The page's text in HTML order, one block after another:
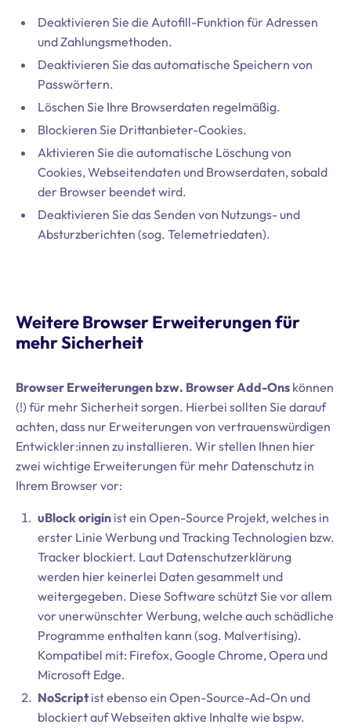
Deaktivieren Sie die Autofill-Funktion für Adressen
und Zahlungsmethoden.
Deaktivieren Sie das automatische Speichern von
Passwörtern.
Löschen Sie Ihre Browserdaten regelmäßig.
Blockieren Sie Drittanbieter-Cookies.
Aktivieren Sie die automatische Löschung von
Cookies, Webseitendaten und Browserdaten, sobald
der Browser beendet wird.
Deaktivieren Sie das Senden von Nutzungs- und
Absturzberichten (sog. Telemetriedaten).
Weitere Browser Erweiterungen für
mehr Sicherheit
Browser Erweiterungen bzw. Browser Add-Ons können
(!) für mehr Sicherheit sorgen. Hierbei sollten Sie darauf
achten, dass nur Erweiterungen von vertrauenswürdigen
Entwickler:innen zu installieren. Wir stellen Ihnen hier
zwei wichtige Erweiterungen für mehr Datenschutz in
Ihrem Browser vor:
uBlock origin ist ein Open-Source Projekt, welches in
erster Linie Werbung und Tracking Technologien bzw.
Tracker blockiert. Laut Datenschutzerklärung
werden hier keinerlei Daten gesammelt und
weitergegeben. Diese Software schützt Sie vor allem
vor unerwünschter Werbung, welche auch schädliche
Programme enthalten kann (sog. Malvertising).
Kompatibel mit: Firefox, Google Chrome, Opera und
Microsoft Edge.
NoScriptist ebenso ein Open-Source-Ad-On und
blockiert auf Webseiten aktive Inhalte wie bspw.